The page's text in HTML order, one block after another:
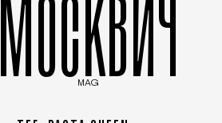
МОСКВИЧ
MAG